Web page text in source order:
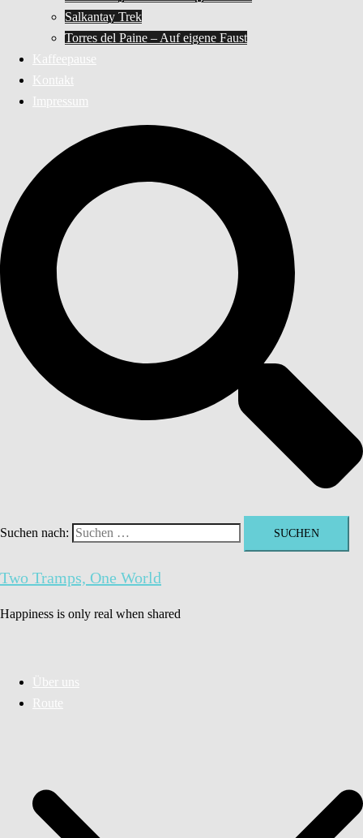
Salkantay Trek
Torres del Paine – Auf eigene Faust
Kaffeepause
Kontakt
Impressum
Suchen nach:
Two Tramps, One World
Happiness is only real when shared
Über uns
Route